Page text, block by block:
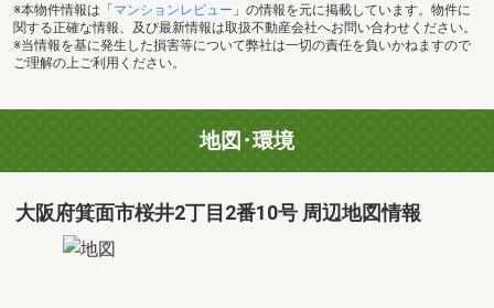
※本物件情報は「 マンションレビュー 」の情報を元に掲載しています。物件に
関する正確な情報、及び最新情報は取扱不動産会社へお問い合わせください。
※当情報を基に発生した損害等について弊社は一切の責任を負いかねますので
ご理解の上ご利用ください。
地図･環境
大阪府箕面市桜井2丁目2番10号 周辺地図情報